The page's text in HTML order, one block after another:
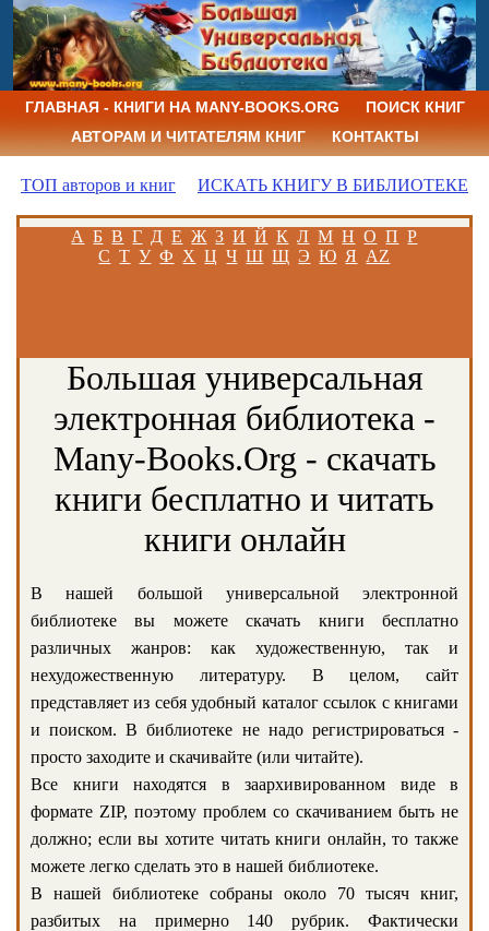
ГЛАВНАЯ - КНИГИ НА MANY-BOOKS.ORG
ПОИСК КНИГ
АВТОРАМ И ЧИТАТЕЛЯМ КНИГ
КОНТАКТЫ
ТОП авторов и книг ИСКАТЬ КНИГУ В БИБЛИОТЕКЕ
А Б В Г Д Е Ж З И Й К Л М Н О П Р
С Т У Ф Х Ц Ч Ш Щ Э Ю Я AZ
Большая универсальная
электронная библиотека -
Many-Books.Org - скачать
книги бесплатно и читать
книги онлайн
В нашей большой универсальной электронной
библиотеке вы можете скачать книги бесплатно
различных жанров: как художественную, так и
нехудожественную литературу. В целом, сайт
представляет из себя удобный каталог ссылок с книгами
и поиском. В библиотеке не надо регистрироваться -
просто заходите и скачивайте (или читайте).
Все книги находятся в заархивированном виде в
формате ZIP, поэтому проблем со скачиванием быть не
должно; если вы хотите читать книги онлайн, то также
можете легко сделать это в нашей библиотеке.
В нашей библиотеке собраны около 70 тысяч книг,
разбитых на примерно 140 рубрик. Фактически